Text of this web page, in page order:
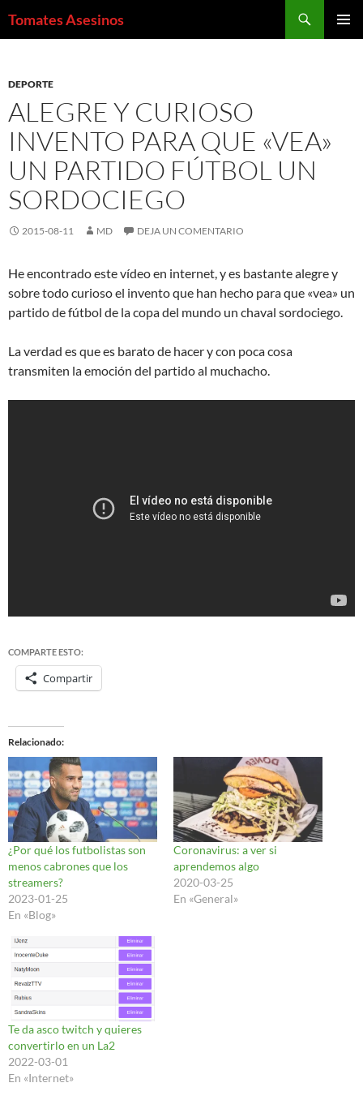
Tomates Asesinos
DEPORTE
ALEGRE Y CURIOSO
INVENTO PARA QUE «VEA»
UN PARTIDO FÚTBOL UN
SORDOCIEGO
2015-08-11 MD DEJA UN COMENTARIO
He encontrado este vídeo en internet, y es bastante alegre y
sobre todo curioso el invento que han hecho para que «vea» un
partido de fútbol de la copa del mundo un chaval sordociego.
La verdad es que es barato de hacer y con poca cosa
transmiten la emoción del partido al muchacho.
COMPARTE ESTO:
Compartir
Relacionado
¿Por qué los futbolistas son
menos cabrones que los
streamers?
2023-01-25
En «Blog»
Coronavirus: a ver si
aprendemos algo
2020-03-25
En «General»
Te da asco twitch y quieres
convertirlo en un La2
2022-03-01
En «Internet»